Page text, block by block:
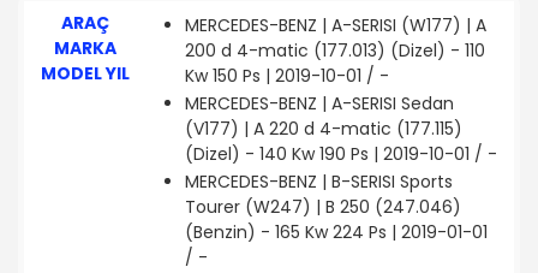
ARAÇ
MARKA
MODEL YIL
MERCEDES-BENZ | A-SERISI (W177) | A
200 d 4-matic (177.013) (Dizel) - 110
Kw 150 Ps | 2019-10-01 / -
MERCEDES-BENZ | A-SERISI Sedan
(V177) | A 220 d 4-matic (177.115)
(Dizel) - 140 Kw 190 Ps | 2019-10-01 / -
MERCEDES-BENZ | B-SERISI Sports
Tourer (W247) | B 250 (247.046)
(Benzin) - 165 Kw 224 Ps | 2019-01-01
/ -